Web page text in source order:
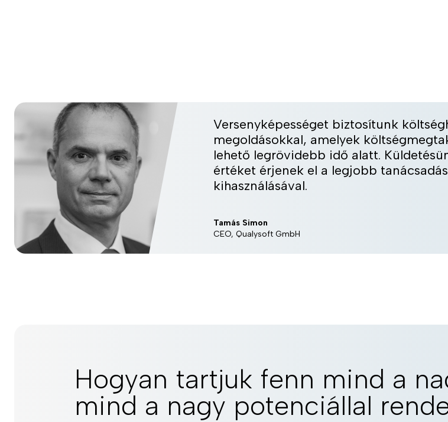
Versenyképességet biztosítunk
megoldásokkal, amelyek
lehető legrövidebb idő alatt.
értéket érjenek el a legjobb
kihasználásával.
Tamás Simon
CEO, Qualysoft GmbH
Hogyan tartjuk fenn mind a
mind a nagy potenciállal